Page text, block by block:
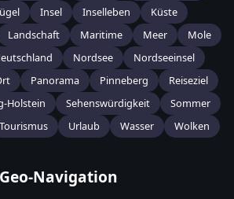
Insel Inselleben
Küste
Landschaft Maritime Meer
Mole
Nordsee
Nordseeinsel
Panorama Pinneberg
Reiseziel
Holstein Sehenswürdigkeit
Sommer
Tourismus Urlaub Wasser Wolken
Geo-Navigation